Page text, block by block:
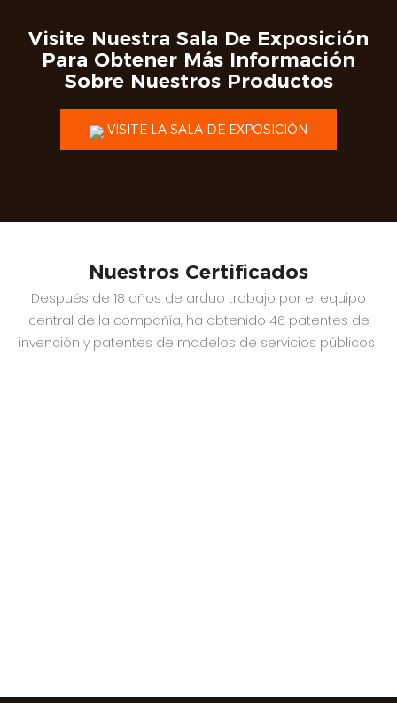
Visite Nuestra Sala De Exposición
Para Obtener Más Información
Sobre Nuestros Productos
VISITE LA SALA DE EXPOSICIÓN
Nuestros Certificados
Después de 18 años de arduo trabajo por el equipo
central de la compañía, ha obtenido 46 patentes de
invención y patentes de modelos de servicios públicos